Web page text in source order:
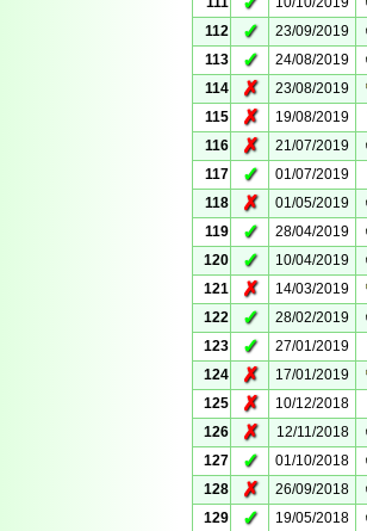
112
✓ 23/09/2019
113
✓ 24/08/2019
114
✗ 23/08/2019
115
✗ 19/08/2019
116
✗ 21/07/2019
117
✓ 01/07/2019
118
✗ 01/05/2019
119
✓ 28/04/2019
120
✓ 10/04/2019
121
✗ 14/03/2019
122
✓ 28/02/2019
123
✓ 27/01/2019
124
✗ 17/01/2019
125
✗ 10/12/2018
126
✗ 12/11/2018
127
✓ 01/10/2018
128
✗ 26/09/2018
129
✓ 19/05/2018